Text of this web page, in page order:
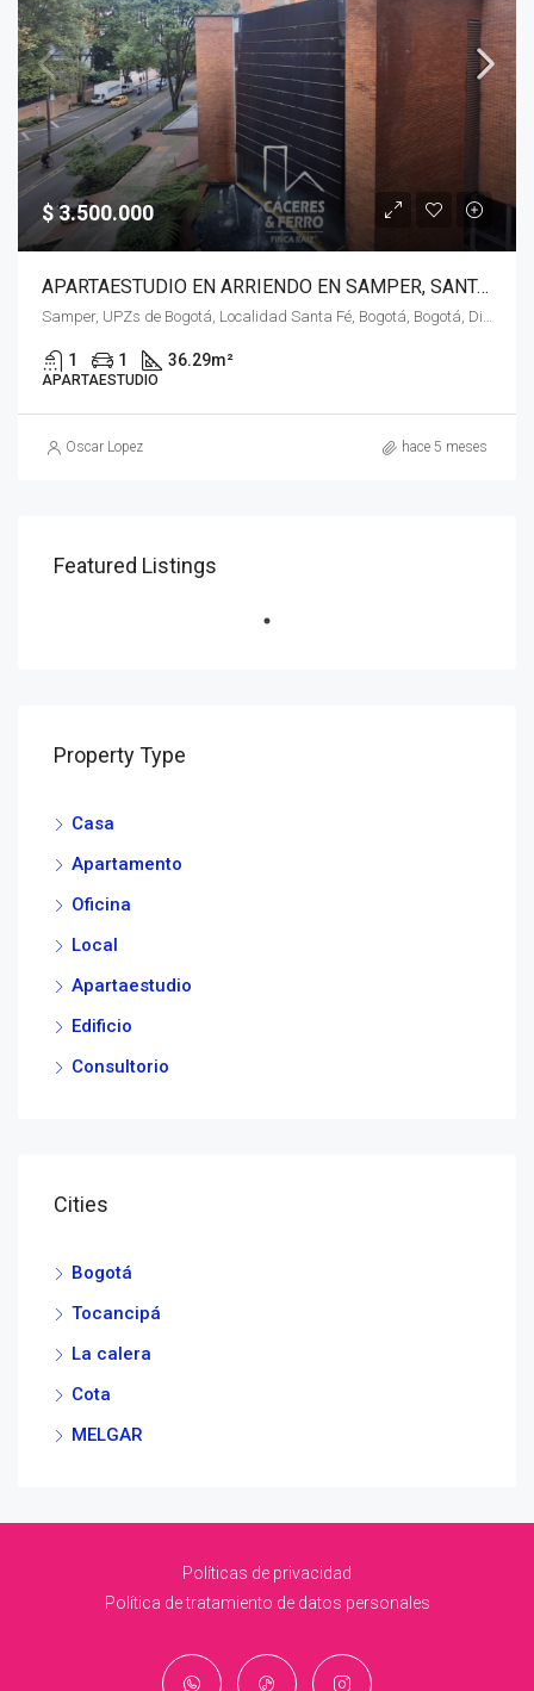
$ 3.500.000
APARTAESTUDIO EN ARRIENDO EN SAMPER, SANTA FE, BOGOTÁ, D.C. – (968)
Samper, UPZs de Bogotá, Localidad Santa Fé, Bogotá, Bogotá, Distrito Capital, RAP (Especial) Central, Colombia
1 1 36.29m²
APARTAESTUDIO
Oscar Lopez hace 5 meses
Featured Listings
Property Type
Casa
Apartamento
Oficina
Local
Apartaestudio
Edificio
Consultorio
Cities
Bogotá
Tocancipá
La calera
Cota
MELGAR
Políticas de privacidad
Política de tratamiento de datos personales